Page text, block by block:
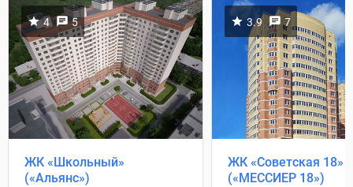
4 5
ЖК «Школьный»
(«Альянс»)
3.9 7
ЖК «Советская 18»
(«МЕССИЕР 18»)